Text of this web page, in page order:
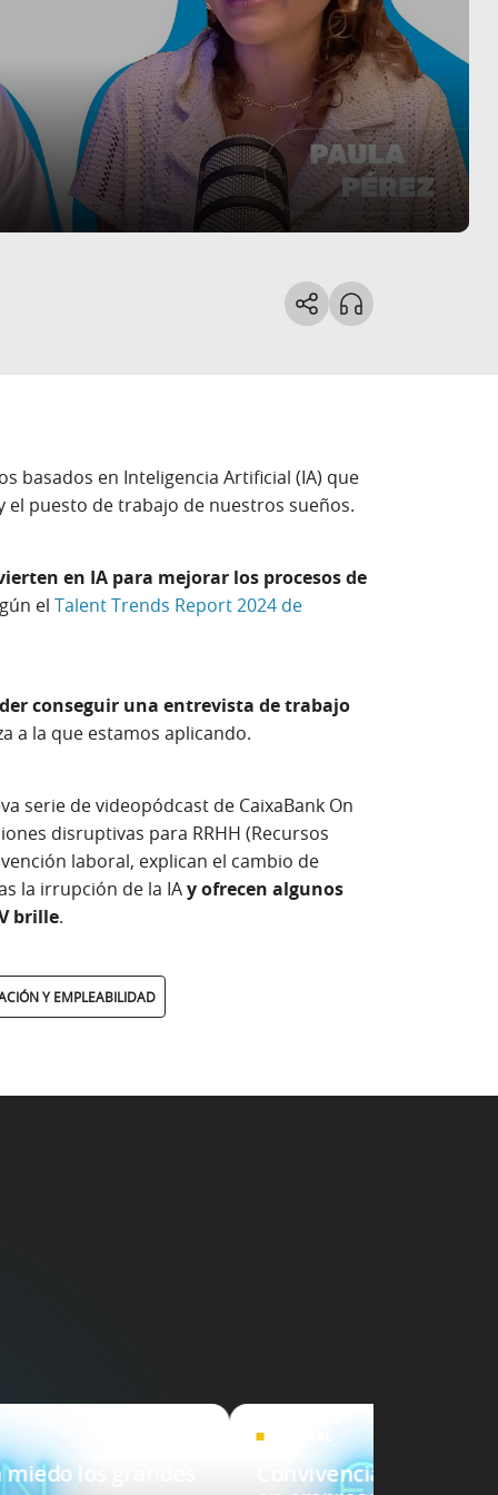
basados en Inteligencia Artificial (IA) que
puesto de trabajo de nuestros sueños.
en IA para mejorar los procesos de
el Talent Trends Report 2024 de
conseguir una entrevista de trabajo
a la que estamos aplicando.
serie de videopódcast de CaixaBank On
disruptivas para RRHH (Recursos
laboral, explican el cambio de
la irrupción de la IAy ofrecen algunos
brille.
Y EMPLEABILIDAD
miedo los grandes
Convivencia